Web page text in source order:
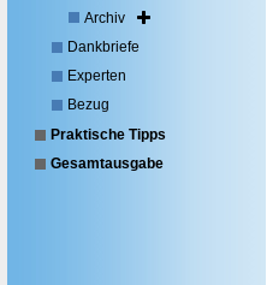
Archiv
Dankbriefe
Experten
Bezug
Praktische Tipps
Gesamtausgabe